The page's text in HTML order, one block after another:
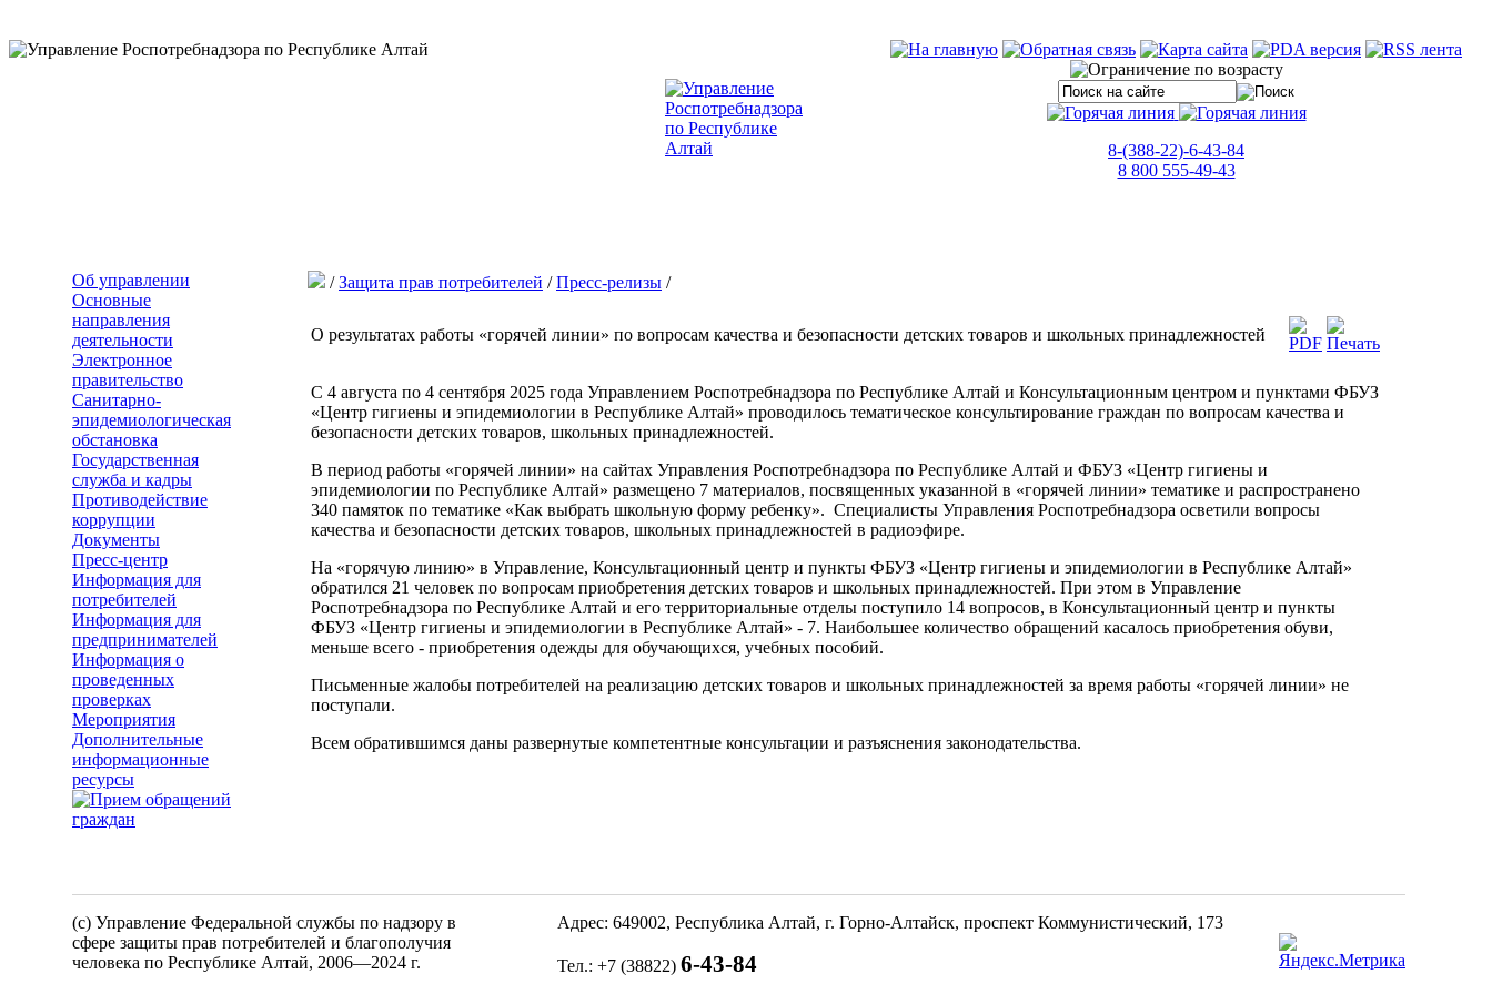
8-(388-22)-6-43-84
8 800 555-49-43
Об управлении
Основные
направления
деятельности
Электронное
правительство
Санитарно-
эпидемиологическая
обстановка
Государственная
служба и кадры
Противодействие
коррупции
Документы
Пресс-центр
Информация для
потребителей
Информация для
предпринимателей
Информация о
проведенных
проверках
Мероприятия
Дополнительные
информационные
ресурсы
/Защита прав потребителей /Пресс-релизы /
О результатах работы «горячей линии» по вопросам качества и безопасности детских товаров и школьных принадлежностей
С 4 августа по 4 сентября 2025 года Управлением Роспотребнадзора по Республике Алтай и Консультационным центром и пунктами ФБУЗ
«Центр гигиены и эпидемиологии в Республике Алтай» проводилось тематическое консультирование граждан по вопросам качества и
безопасности детских товаров, школьных принадлежностей.
В период работы «горячей линии» на сайтах Управления Роспотребнадзора по Республике Алтай и ФБУЗ «Центр гигиены и
эпидемиологии по Республике Алтай» размещено 7 материалов, посвященных указанной в «горячей линии» тематике и распространено
340 памяток по тематике «Как выбрать школьную форму ребенку». Специалисты Управления Роспотребнадзора осветили вопросы
качества и безопасности детских товаров, школьных принадлежностей в радиоэфире.
На «горячую линию» в Управление, Консультационный центр и пункты ФБУЗ «Центр гигиены и эпидемиологии в Республике Алтай»
обратился 21 человек по вопросам приобретения детских товаров и школьных принадлежностей. При этом в Управление
Роспотребнадзора по Республике Алтай и его территориальные отделы поступило 14 вопросов, в Консультационный центр и пункты
ФБУЗ «Центр гигиены и эпидемиологии в Республике Алтай» - 7. Наибольшее количество обращений касалось приобретения обуви,
меньше всего - приобретения одежды для обучающихся, учебных пособий.
Письменные жалобы потребителей на реализацию детских товаров и школьных принадлежностей за время работы «горячей линии» не
поступали.
Всем обратившимся даны развернутые компетентные консультации и разъяснения законодательства.
(c) Управление Федеральной службы по надзору в
сфере защиты прав потребителей и благополучия
человека по Республике Алтай, 2006—2024 г.
Адрес: 649002, Республика Алтай, г. Горно-Алтайск, проспект Коммунистический, 173
Тел.: +7 (38822) 6-43-84